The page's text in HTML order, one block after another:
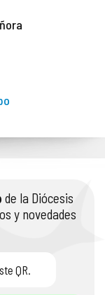
de la Diócesis
y novedades
QR.